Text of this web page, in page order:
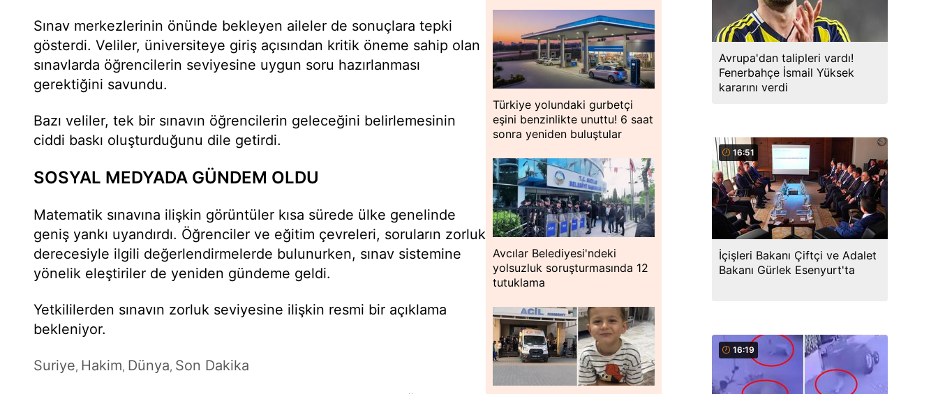
Sınav merkezlerinin önünde bekleyen aileler de sonuçlara tepki
gösterdi. Veliler, üniversiteye giriş açısından kritik öneme sahip olan
sınavlarda öğrencilerin seviyesine uygun soru hazırlanması
gerektiğini savundu.
Bazı veliler, tek bir sınavın öğrencilerin geleceğini belirlemesinin
ciddi baskı oluşturduğunu dile getirdi.
SOSYAL MEDYADA GÜNDEM OLDU
Matematik sınavına ilişkin görüntüler kısa sürede ülke genelinde
geniş yankı uyandırdı. Öğrenciler ve eğitim çevreleri, soruların zorluk
derecesiyle ilgili değerlendirmelerde bulunurken, sınav sistemine
yönelik eleştiriler de yeniden gündeme geldi.
Yetkililerden sınavın zorluk seviyesine ilişkin resmi bir açıklama
bekleniyor.
Suriye, Hakim, Dünya, Son Dakika
Türkiye yolundaki gurbetçi
eşini benzinlikte unuttu! 6 saat
sonra yeniden buluştular
Avcılar Belediyesi'ndeki
yolsuzluk soruşturmasında 12
tutuklama
Avrupa'dan talipleri vardı!
Fenerbahçe İsmail Yüksek
kararını verdi
16:51
İçişleri Bakanı Çiftçi ve Adalet
Bakanı Gürlek Esenyurt'ta
16:19